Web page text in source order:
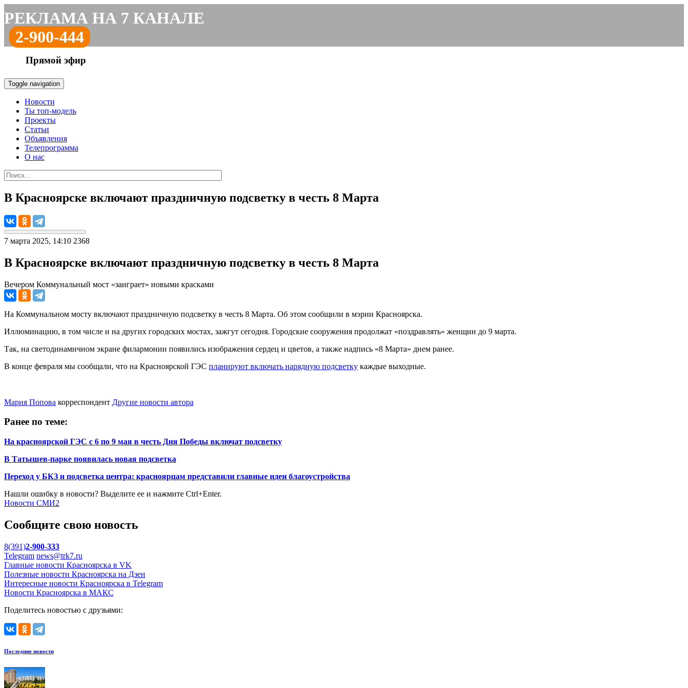
РЕКЛАМА НА 7 КАНАЛЕ
2-900-444
Прямой эфир
Toggle navigation
Новости
Ты топ-модель
Проекты
Статьи
Объявления
Телепрограмма
О нас
В Красноярске включают праздничную подсветку в честь 8 Марта
7 марта 2025, 14:10 2368
В Красноярске включают праздничную подсветку в честь 8 Марта
Вечером Коммунальный мост «заиграет» новыми красками
На Коммунальном мосту включают праздничную подсветку в честь 8 Марта. Об этом сообщили в мэрии Красноярска.
Иллюминацию, в том числе и на других городских мостах, зажгут сегодня. Городские сооружения продолжат «поздравлять» женщин до 9 марта.
Так, на светодинамичном экране филармонии появились изображения сердец и цветов, а также надпись «8 Марта» днем ранее.
В конце февраля мы сообщали, что на Красноярской ГЭС планируют включать нарядную подсветку каждые выходные.
Мария Попова корреспондент Другие новости автора
Ранее по теме:
На красноярской ГЭС с 6 по 9 мая в честь Дня Победы включат подсветку
В Татышев-парке появилась новая подсветка
Переход у БКЗ и подсветка центра: красноярцам представили главные идеи благоустройства
Нашли ошибку в новости? Выделите ее и нажмите Ctrl+Enter.
Новости СМИ2
Сообщите свою новость
8(391)2-900-333
Telegram news@trk7.ru
Главные новости Красноярска в VK
Полезные новости Красноярска на Дзен
Интересные новости Красноярска в Telegram
Новости Красноярска в МАКС
Поделитесь новостью с друзьями:
Последние новости